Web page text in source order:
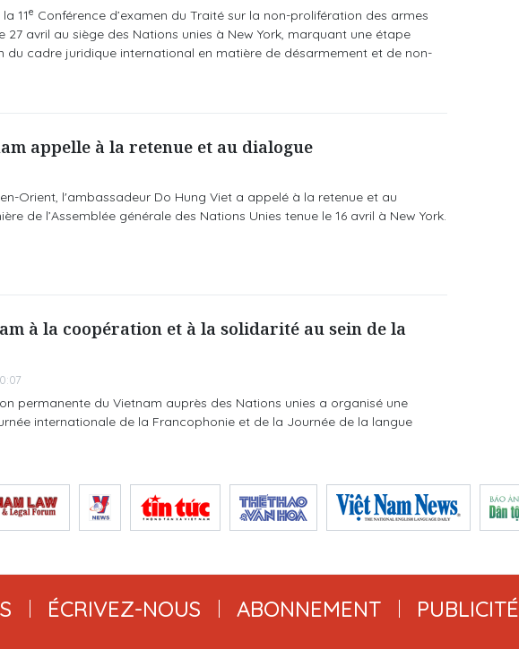
11e Conférence d’examen du Traité sur la non-prolifération des armes
27 avril au siège des Nations unies à New York, marquant une étape
cadre juridique international en matière de désarmement et de non-
appelle à la retenue et au dialogue
Orient, l'ambassadeur Do Hung Viet a appelé à la retenue et au
de l’Assemblée générale des Nations Unies tenue le 16 avril à New York.
à la coopération et à la solidarité au sein de la
permanente du Vietnam auprès des Nations unies a organisé une
internationale de la Francophonie et de la Journée de la langue
ÉCRIVEZ-NOUS ABONNEMENT PUBLICITÉ